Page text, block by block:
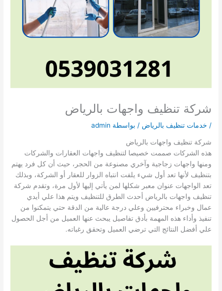
شركة تنظيف واجهات بالرياض
/ خدمات تنظيف بالرياض / بواسطة admin
شركة تنظيف واجهات بالرياض
هذه الشركات صممت خصيصا لتنظيف واجهات العقارات والشركات
ومنها واجهات زجاجية وآخري مصنوعة من الحجر، حيث أن كل فرد يهتم
بتنظيف لأنها تعد أول شيء يلفت انتباه الزوار للعقار أو الشركة، وبذلك
تعد الواجهات عنوان معبر شكلها لمن يأتي إليها لأول مرة، وتقدم شركة
تنظيف واجهات بالرياض أحدث الطرق للتنظيف ويتم هذا علي أيدي
عمال وخبراء محترفيين وعلي درجة عالية من الدقة حتي يتمكنوا من
تنفيذ وأداء هذه المهمة بأدق تفاصيل يبحث عنها العميل من أجل الحصول
علي أفضل النتائج التي ترضي العميل وتحقق رغباته.